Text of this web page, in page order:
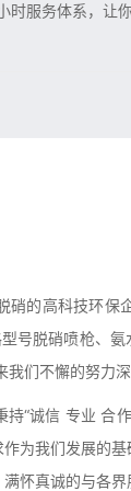
时服务体系，让
的高科技环保
号脱硝喷枪、
们不懈的努力深
“诚信 专业 合
为我们发展的
怀真诚的与各界